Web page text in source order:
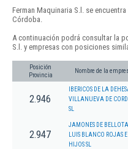
Ferman Maquinaria S.l. se
Córdoba.
A continuación podrá consultar la
S.l. y empresas con posiciones
Posición
Provincia
Nombre de la
2.946
IBERICOS DE LA
VILLANUEVA DE
SL
2.947
JAMONES DE BELLOTA
LUIS BLANCO ROJAS E
HIJOS SL